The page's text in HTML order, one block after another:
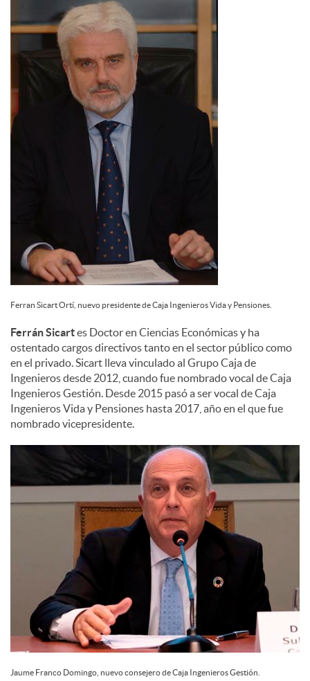
Ferran Sicart Ortí, nuevo presidente de Caja Ingenieros Vida y Pensiones.
Ferrán Sicartes Doctor en Ciencias Económicas y ha
ostentado cargos directivos tanto en el sector público como
en el privado. Sicart lleva vinculado al Grupo Caja de
Ingenieros desde 2012, cuando fue nombrado vocal de Caja
Ingenieros Gestión. Desde 2015 pasó a ser vocal de Caja
Ingenieros Vida y Pensiones hasta 2017, año en el que fue
nombrado vicepresidente.
Jaume Franco Domingo, nuevo consejero de Caja Ingenieros Gestión.